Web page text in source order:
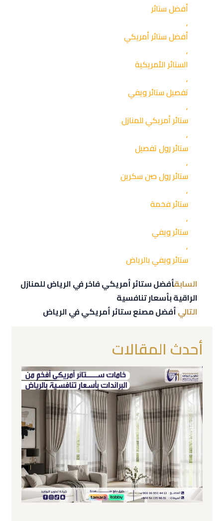
أفضل ستائر
,
أفضل ستائر أمريكي
,
الستائر الأمريكية
,
تفصيل ستائر ويفي
,
ستائر أمريكي للمنازل
,
ستائر رول تفصيل
,
ستائر رول صن سكرين
,
ستائر فخمة
,
ستائر ويفي
,
ستائر ويفي بالرياض
السابقأفضل ستائر أمريكي فاخر في الرياض للمنازل
الراقية بأسعار تنافسية
التاليأفضل مصنع ستائر أمريكي في الرياض
أحدث المقالات